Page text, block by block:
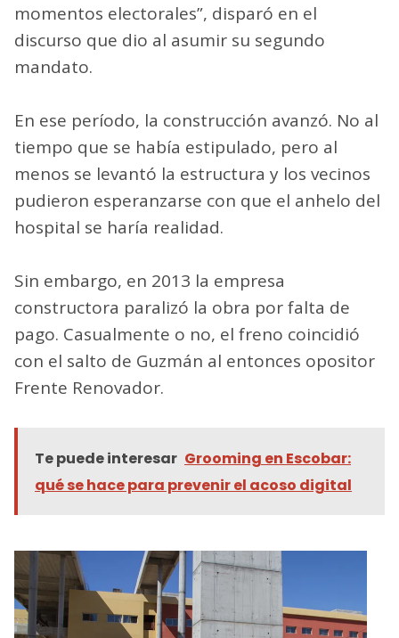
momentos electorales”, disparó en el
discurso que dio al asumir su segundo
mandato.
En ese período, la construcción avanzó. No al
tiempo que se había estipulado, pero al
menos se levantó la estructura y los vecinos
pudieron esperanzarse con que el anhelo del
hospital se haría realidad.
Sin embargo, en 2013 la empresa
constructora paralizó la obra por falta de
pago. Casualmente o no, el freno coincidió
con el salto de Guzmán al entonces opositor
Frente Renovador.
Te puede interesar Grooming en Escobar:
qué se hace para prevenir el acoso digital